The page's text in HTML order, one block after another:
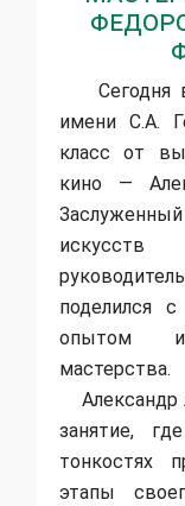
Сегодня в
имени С.А.
класс от
кино —
Заслуженный
искусств
поделился
опытом и
мастерства.
Александр
занятие,
тонкостях
этапы